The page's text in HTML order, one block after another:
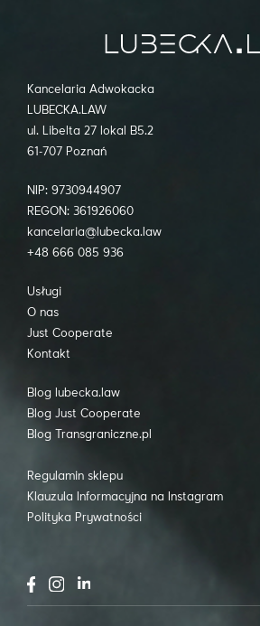
Kancelaria Adwokacka
LUBECKA.LAW
ul. Libelta 27 lokal B5.2
61-707 Poznań
NIP: 9730944907
REGON: 361926060
kancelaria@lubecka.law
+48 666 085 936
Usługi
O nas
Just Cooperate
Kontakt
Blog lubecka.law
Blog Just Cooperate
Blog Transgraniczne.pl
Regulamin sklepu
Klauzula Informacyjna na Instagram
Polityka Prywatności